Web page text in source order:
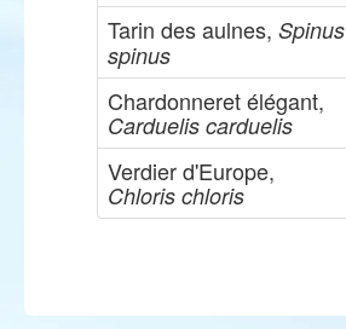
Tarin des aulnes, Spinus
spinus
Chardonneret élégant,
Carduelis carduelis
Verdier d'Europe,
Chloris chloris